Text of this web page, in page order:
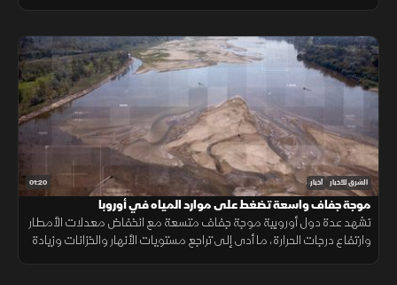
01:20 الشرق للأخبار أخبار
موجة جفاف واسعة تضغط على موارد المياه في أوروبا
تشهد عدة دول أوروبية موجة جفاف متسعة مع انخفاض معدلات الأمطار
وارتفاع درجات الحرارة، ما أدى إلى تراجع مستويات الأنهار والخزانات وزيادة